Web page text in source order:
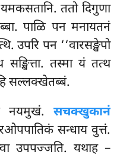
यमकसतानि. ततो दिगुणा
पाळि पन मनायतनं
उपरि पन ‘‘वारसङ्खेपो
सङ्खित्ता. तस्मा यं तत्थ
सल्लक्खेतब्बं.
नयमुखं. सचक्खुकानं
सन्धाय वुत्तं.
उपपज्जति. यथाह –